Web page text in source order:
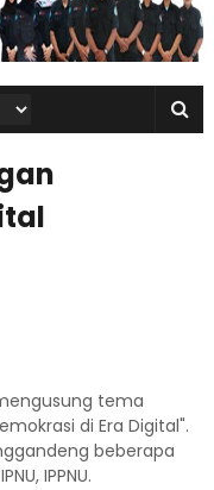
mengusung tema
di Era Digital".
beberapa
IPPNU.